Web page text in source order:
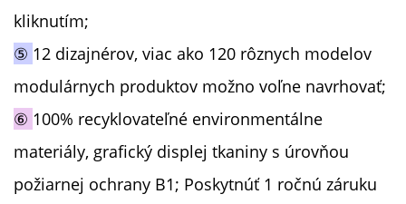
kliknutím;
⑤ 12 dizajnérov, viac ako 120 rôznych modelov
modulárnych produktov možno voľne navrhovať;
⑥ 100% recyklovateľné environmentálne
materiály, grafický displej tkaniny s úrovňou
požiarnej ochrany B1; Poskytnúť 1 ročnú záruku